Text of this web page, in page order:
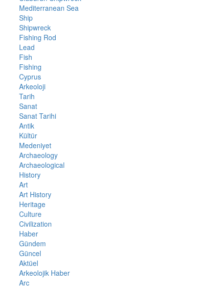
Mediterranean Sea
Ship
Shipwreck
Fishing Rod
Lead
Fish
Fishing
Cyprus
Arkeoloji
Tarih
Sanat
Sanat Tarihi
Antik
Kültür
Medeniyet
Archaeology
Archaeological
History
Art
Art History
Heritage
Culture
Civilization
Haber
Gündem
Güncel
Aktüel
Arkeolojik Haber
Arc